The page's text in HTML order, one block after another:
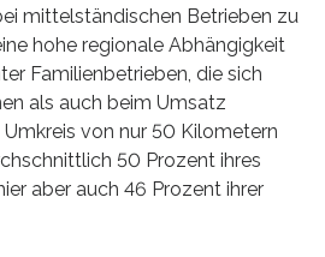
mittelständischen Betrieben zu
hohe regionale Abhängigkeit
Familienbetrieben, die sich
als auch beim Umsatz
von nur 50 Kilometern
50 Prozent ihres
aber auch 46 Prozent ihrer